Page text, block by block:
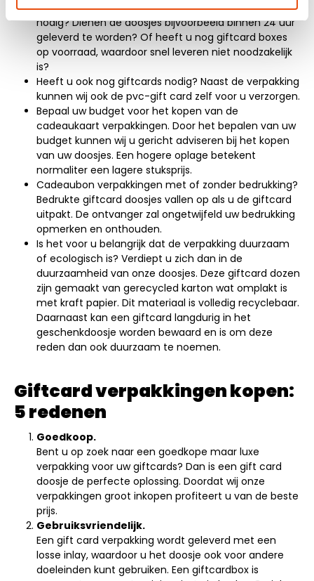
Levertijd. Wanneer heeft u de giftcardverpakking
nodig? Dienen de doosjes bijvoorbeeld binnen 24 uur
geleverd te worden? Of heeft u nog giftcard boxes
op voorraad, waardoor snel leveren niet noodzakelijk
is?
Heeft u ook nog giftcards nodig? Naast de verpakking
kunnen wij ook de pvc-gift card zelf voor u verzorgen.
Bepaal uw budget voor het kopen van de
cadeaukaart verpakkingen. Door het bepalen van uw
budget kunnen wij u gericht adviseren bij het kopen
van uw doosjes. Een hogere oplage betekent
normaliter een lagere stuksprijs.
Cadeaubon verpakkingen met of zonder bedrukking?
Bedrukte giftcard doosjes vallen op als u de giftcard
uitpakt. De ontvanger zal ongetwijfeld uw bedrukking
opmerken en onthouden.
Is het voor u belangrijk dat de verpakking duurzaam
of ecologisch is? Verdiept u zich dan in de
duurzaamheid van onze doosjes. Deze giftcard dozen
zijn gemaakt van gerecycled karton wat omplakt is
met kraft papier. Dit materiaal is volledig recyclebaar.
Daarnaast kan een giftcard langdurig in het
geschenkdoosje worden bewaard en is om deze
reden dan ook duurzaam te noemen.
Giftcard verpakkingen kopen:
5 redenen
Goedkoop.
Bent u op zoek naar een goedkope maar luxe
verpakking voor uw giftcards? Dan is een gift card
doosje de perfecte oplossing. Doordat wij onze
verpakkingen groot inkopen profiteert u van de beste
prijs.
Gebruiksvriendelijk.
Een gift card verpakking wordt geleverd met een
losse inlay, waardoor u het doosje ook voor andere
doeleinden kunt gebruiken. Een giftcardbox is